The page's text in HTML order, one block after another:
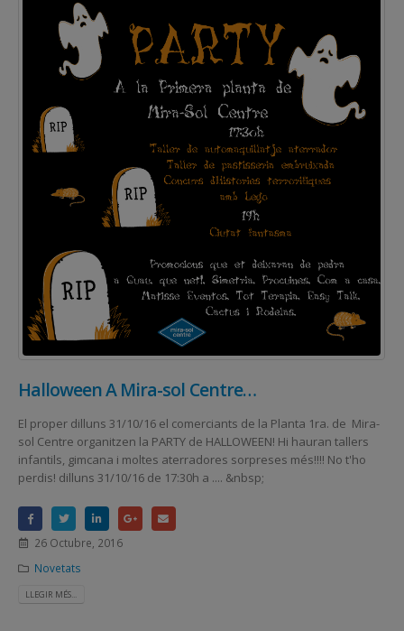
Halloween A Mira-sol Centre…
El proper dilluns 31/10/16 el comerciants de la Planta 1ra. de Mira-
sol Centre organitzen la PARTY de HALLOWEEN! Hi hauran tallers
infantils, gimcana i moltes aterradores sorpreses més!!!! No t'ho
perdis! dilluns 31/10/16 de 17:30h a .... &nbsp;
26 Octubre, 2016
Novetats
LLEGIR MÉS...